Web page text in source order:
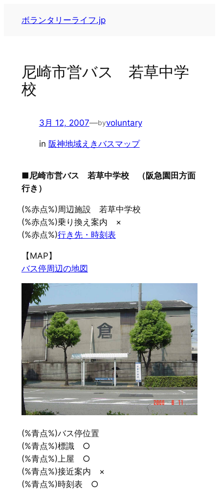
ボランタリーライフ.jp
尼崎市営バス 若草中学
校
3月 12, 2007—byvoluntary
in 阪神地域えきバスマップ
■尼崎市営バス 若草中学校 （阪急園田方面
行き）
(%赤点%)周辺施設 若草中学校
(%赤点%)乗り換え案内 ×
(%赤点%)行き先・時刻表
【MAP】
バス停周辺の地図
(%青点%)バス停位置
(%青点%)標識 ○
(%青点%)上屋 ○
(%青点%)接近案内 ×
(%青点%)時刻表 ○